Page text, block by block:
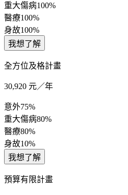
重大傷病100%
醫療100%
身故100%
我想了解
全方位及格計畫
30,920 元／年
意外75%
重大傷病80%
醫療80%
身故10%
我想了解
預算有限計畫